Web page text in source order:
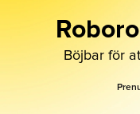
Böjbar för